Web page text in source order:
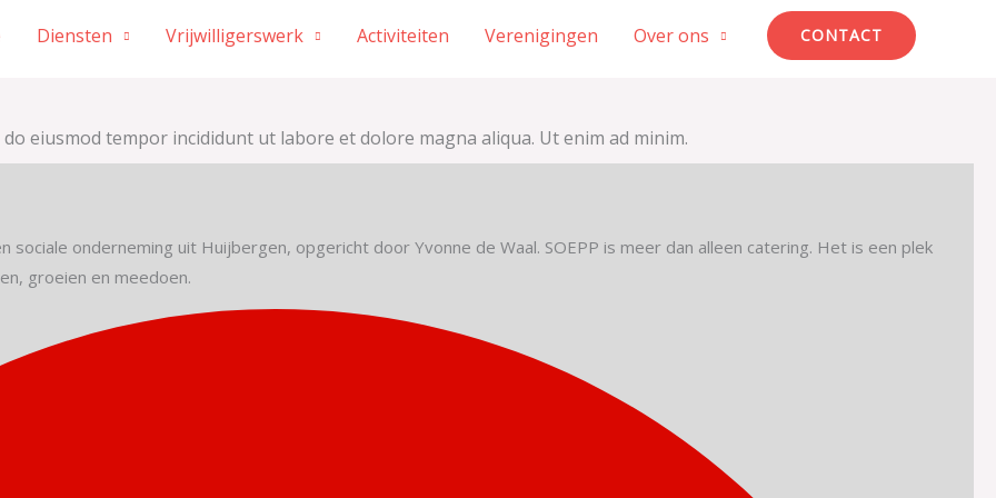
Diensten Vrijwilligerswerk Activiteiten Verenigingen Over ons CONTACT
eiusmod tempor incididunt ut labore et dolore magna aliqua. Ut enim ad minim.
sociale onderneming uit Huijbergen, opgericht door Yvonne de Waal. SOEPP is meer dan alleen catering. Het is een plek
groeien en meedoen.